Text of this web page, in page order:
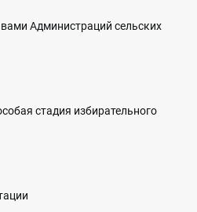
Администраций сельских
стадия избирательного